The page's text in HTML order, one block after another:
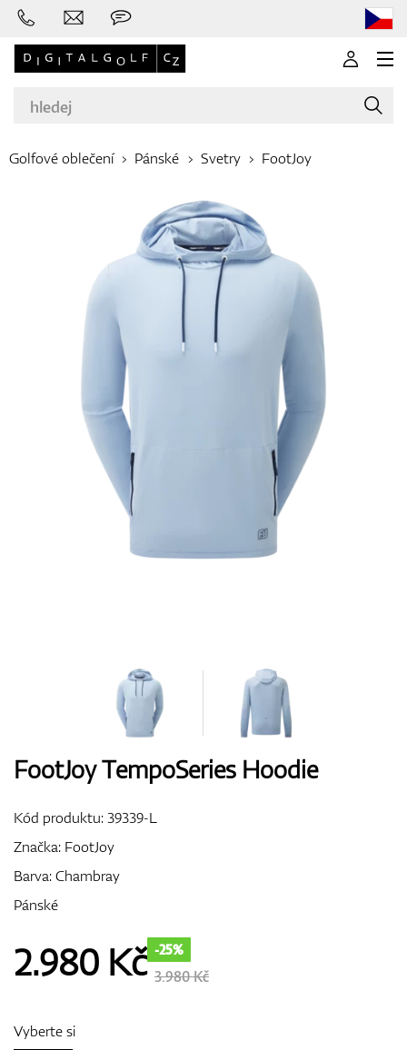
Značky
Golfové hole
Doplňky
Golfové oblečení Pánské Svetry FootJoy
FootJoy TempoSeries Hoodie
Kód produktu:39339-L
Značka: FootJoy
Barva: Chambray
Pánské
2.980 Kč -25%
3.980 Kč
Vyberte si